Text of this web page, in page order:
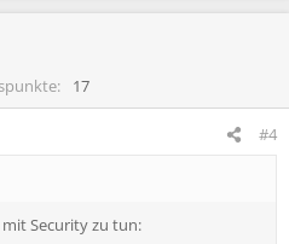
17
#4
Security zu tun: